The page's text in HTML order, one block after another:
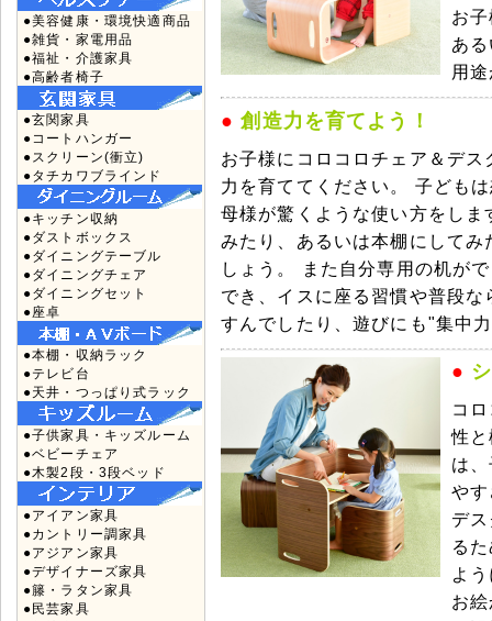
●美容健康・環境快適商品
●雑貨・家電用品
●福祉・介護家具
●高齢者椅子
●玄関家具
●コートハンガー
●スクリーン(衝立)
●タチカワブラインド
●キッチン収納
●ダストボックス
●ダイニングテーブル
●ダイニングチェア
●ダイニングセット
●座卓
●本棚・収納ラック
●テレビ台
●天井・つっぱり式ラック
●子供家具・キッズルーム
●ベビーチェア
●木製2段・3段ベッド
●アイアン家具
●カントリー調家具
●アジアン家具
●デザイナーズ家具
●籐・ラタン家具
●民芸家具
お
あ
用
● 創造力を育てよう！
お子様にコロコロチェア＆デ
力を育ててください。 子ども
母様が驚くような使い方をし
みたり、あるいは本棚にして
しょう。 また自分専用の机が
でき、イスに座る習慣や普段
すんでしたり、遊びにも"集中
●
コ
性
は
や
デ
る
よ
お